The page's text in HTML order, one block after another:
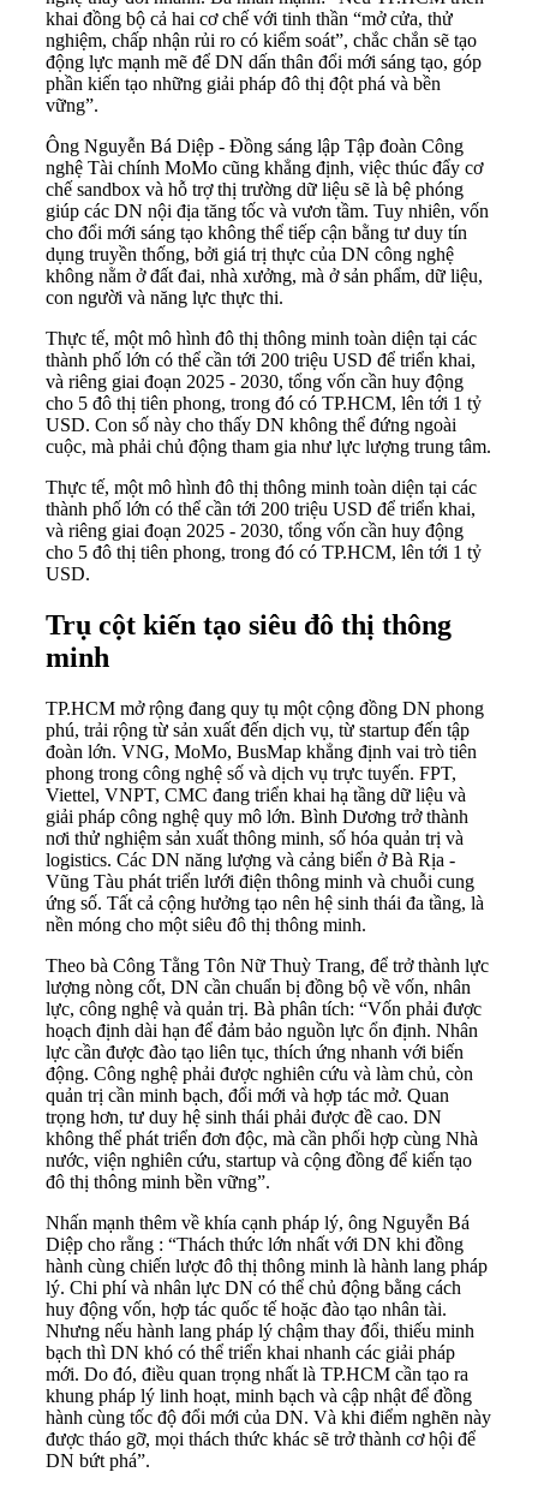
khai đồng bộ cả hai cơ chế với tinh thần “mở cửa, thử
nghiệm, chấp nhận rủi ro có kiểm soát”, chắc chắn sẽ tạo
động lực mạnh mẽ để DN dấn thân đổi mới sáng tạo, góp
phần kiến tạo những giải pháp đô thị đột phá và bền
vững”.
Ông Nguyễn Bá Diệp - Đồng sáng lập Tập đoàn Công
nghệ Tài chính MoMo cũng khẳng định, việc thúc đẩy cơ
chế sandbox và hỗ trợ thị trường dữ liệu sẽ là bệ phóng
giúp các DN nội địa tăng tốc và vươn tầm. Tuy nhiên, vốn
cho đổi mới sáng tạo không thể tiếp cận bằng tư duy tín
dụng truyền thống, bởi giá trị thực của DN công nghệ
không nằm ở đất đai, nhà xưởng, mà ở sản phẩm, dữ liệu,
con người và năng lực thực thi.
Thực tế, một mô hình đô thị thông minh toàn diện tại các
thành phố lớn có thể cần tới 200 triệu USD để triển khai,
và riêng giai đoạn 2025 - 2030, tổng vốn cần huy động
cho 5 đô thị tiên phong, trong đó có TP.HCM, lên tới 1 tỷ
USD. Con số này cho thấy DN không thể đứng ngoài
cuộc, mà phải chủ động tham gia như lực lượng trung tâm.
Thực tế, một mô hình đô thị thông minh toàn diện tại các
thành phố lớn có thể cần tới 200 triệu USD để triển khai,
và riêng giai đoạn 2025 - 2030, tổng vốn cần huy động
cho 5 đô thị tiên phong, trong đó có TP.HCM, lên tới 1 tỷ
USD.
Trụ cột kiến tạo siêu đô thị thông
minh
TP.HCM mở rộng đang quy tụ một cộng đồng DN phong
phú, trải rộng từ sản xuất đến dịch vụ, từ startup đến tập
đoàn lớn. VNG, MoMo, BusMap khẳng định vai trò tiên
phong trong công nghệ số và dịch vụ trực tuyến. FPT,
Viettel, VNPT, CMC đang triển khai hạ tầng dữ liệu và
giải pháp công nghệ quy mô lớn. Bình Dương trở thành
nơi thử nghiệm sản xuất thông minh, số hóa quản trị và
logistics. Các DN năng lượng và cảng biển ở Bà Rịa -
Vũng Tàu phát triển lưới điện thông minh và chuỗi cung
ứng số. Tất cả cộng hưởng tạo nên hệ sinh thái đa tầng, là
nền móng cho một siêu đô thị thông minh.
Theo bà Công Tằng Tôn Nữ Thuỳ Trang, để trở thành lực
lượng nòng cốt, DN cần chuẩn bị đồng bộ về vốn, nhân
lực, công nghệ và quản trị. Bà phân tích: “Vốn phải được
hoạch định dài hạn để đảm bảo nguồn lực ổn định. Nhân
lực cần được đào tạo liên tục, thích ứng nhanh với biến
động. Công nghệ phải được nghiên cứu và làm chủ, còn
quản trị cần minh bạch, đổi mới và hợp tác mở. Quan
trọng hơn, tư duy hệ sinh thái phải được đề cao. DN
không thể phát triển đơn độc, mà cần phối hợp cùng Nhà
nước, viện nghiên cứu, startup và cộng đồng để kiến tạo
đô thị thông minh bền vững”.
Nhấn mạnh thêm về khía cạnh pháp lý, ông Nguyễn Bá
Diệp cho rằng : “Thách thức lớn nhất với DN khi đồng
hành cùng chiến lược đô thị thông minh là hành lang pháp
lý. Chi phí và nhân lực DN có thể chủ động bằng cách
huy động vốn, hợp tác quốc tế hoặc đào tạo nhân tài.
Nhưng nếu hành lang pháp lý chậm thay đổi, thiếu minh
bạch thì DN khó có thể triển khai nhanh các giải pháp
mới. Do đó, điều quan trọng nhất là TP.HCM cần tạo ra
khung pháp lý linh hoạt, minh bạch và cập nhật để đồng
hành cùng tốc độ đổi mới của DN. Và khi điểm nghẽn này
được tháo gỡ, mọi thách thức khác sẽ trở thành cơ hội để
DN bứt phá”.